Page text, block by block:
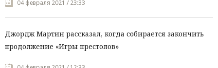
04 февраля 2021 / 23:33
Джордж Мартин рассказал, когда собирается закончить
продолжение «Игры престолов»